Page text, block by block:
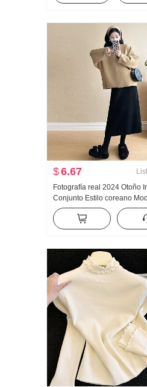
REDONDO Estilo coreano
$6.67
Fotografía real 2024 Otoño
Conjunto Estilo coreano
Holgado Cuello en V Fieltro
Acolchado Top tejido de